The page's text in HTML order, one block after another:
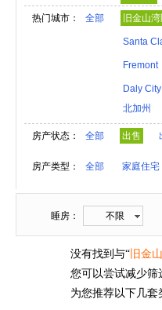
阿拉巴马
亚利桑那
内华达NV
奥克拉
维莫特VT
热门城市： 全部 旧金山
Santa
Fremont
Daly City
北加州
房产状态： 全部 出售
房产类型： 全部 家庭住宅
睡房： 不限
没有找到与“ 旧金
您可以尝试减少筛
为您推荐以下几套